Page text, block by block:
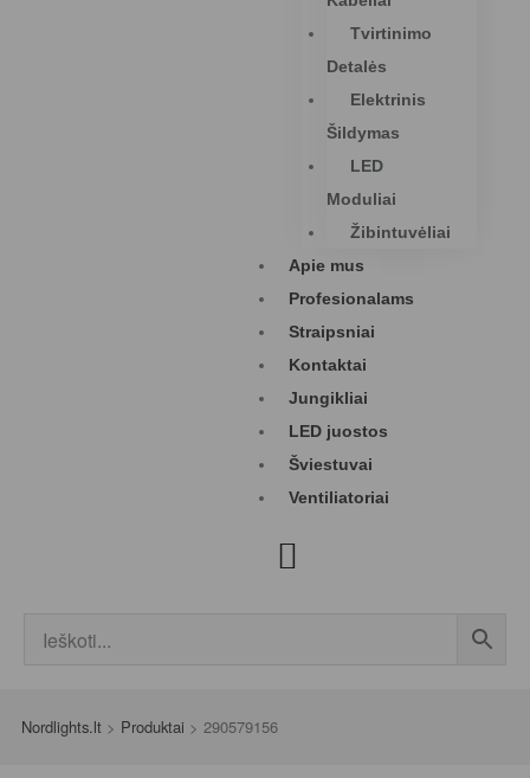
Tvirtinimo
Detalės
Elektrinis
Šildymas
LED
Moduliai
Žibintuvėliai
Apie mus
Profesionalams
Straipsniai
Kontaktai
Jungikliai
LED juostos
Šviestuvai
Ventiliatoriai
Nordlights.lt > Produktai > 290579156